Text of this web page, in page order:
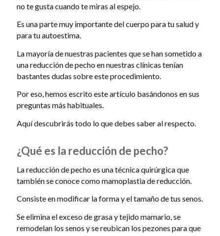
no te gusta cuando te miras al espejo.
Es una parte muy importante del cuerpo para tu salud y
para tu autoestima.
La mayoría de nuestras pacientes que se han sometido a
una reducción de pecho en nuestras clínicas tenían
bastantes dudas sobre este procedimiento.
Por eso, hemos escrito este artículo basándonos en sus
preguntas más habituales.
Aquí descubrirás todo lo que debes saber al respecto.
¿Qué es la reducción de pecho?
La reducción de pecho es una técnica quirúrgica que
también se conoce como mamoplastia de reducción.
Consiste en modificar la forma y el tamaño de tus senos.
Se elimina el exceso de grasa y tejido mamario, se
remodelan los senos y se reubican los pezones para que